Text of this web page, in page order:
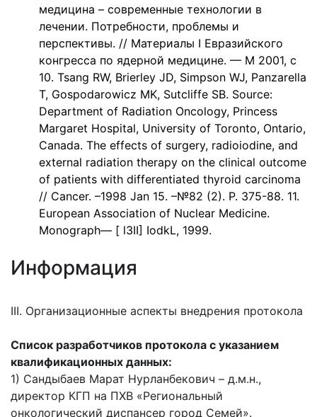
медицина – современные технологии в
лечении. Потребности, проблемы и
перспективы. // Материалы I Евразийского
конгресса по ядерной медицине. — М 2001, с
10. Tsang RW, Brierley JD, Simpson WJ, Panzarella
T, Gospodarowicz MK, Sutcliffe SB. Source:
Department of Radiation Oncology, Princess
Margaret Hospital, University of Toronto, Ontario,
Canada. The effects of surgery, radioiodine, and
external radiation therapy on the clinical outcome
of patients with differentiated thyroid carcinoma
// Cancer. –1998 Jan 15. –№82 (2). Р. 375-88. 11.
European Association of Nuclear Medicine.
Monograph— [ l3II] IodkL, 1999.
Информация
III. Организационные аспекты внедрения протокола
Список разработчиков протокола с указанием
квалификационных данных:
1) Сандыбаев Марат Нурланбекович – д.м.н.,
директор КГП на ПХВ «Региональный
онкологический диспансер город Семей».